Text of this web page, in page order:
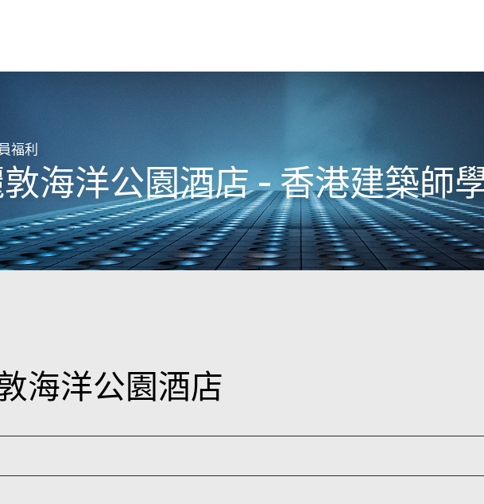
福利
海洋公園酒店 - 香港建築師
海洋公園酒店